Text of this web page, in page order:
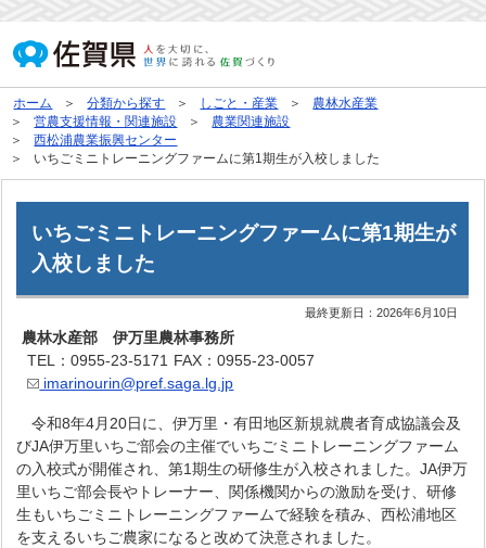
ホーム 分類から探す しごと・産業
農林水産業
営農支援情報・関連施設
農業関連施設
西松浦農業振興センター
いちごミニトレーニングファームに第1期生が入校しました
いちごミニトレーニングファームに第1期生が
入校しました
最終更新日：2026年6月10日
農林水産部 伊万里農林事務所
TEL：0955-23-5171 FAX：0955-23-0057
imarinourin@pref.saga.lg.jp
令和8年4月20日に、伊万里・有田地区新規就農者育成協議会及
びJA伊万里いちご部会の主催でいちごミニトレーニングファーム
の入校式が開催され、第1期生の研修生が入校されました。JA伊万
里いちご部会長やトレーナー、関係機関からの激励を受け、研修
生もいちごミニトレーニングファームで経験を積み、西松浦地区
を支えるいちご農家になると改めて決意されました。